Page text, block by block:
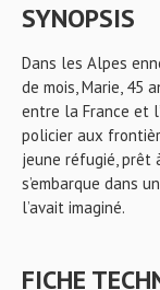
SYNOPSIS
Dans les Alpes
de mois, Marie, 45
entre la France et
policier aux
jeune réfugié,
s’embarque dans
l’avait imaginé.
FICHE